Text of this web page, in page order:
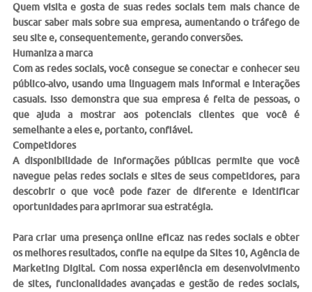
Quem visita e gosta de suas redes sociais tem mais chance de
buscar saber mais sobre sua empresa, aumentando o tráfego de
seu site e, consequentemente, gerando conversões.
Humaniza a marca
Com as redes sociais, você consegue se conectar e conhecer seu
público-alvo, usando uma linguagem mais informal e interações
casuais. Isso demonstra que sua empresa é feita de pessoas, o
que ajuda a mostrar aos potenciais clientes que você é
semelhante a eles e, portanto, confiável.
Competidores
A disponibilidade de informações públicas permite que você
navegue pelas redes sociais e sites de seus competidores, para
descobrir o que você pode fazer de diferente e identificar
oportunidades para aprimorar sua estratégia.
Para criar uma presença online eficaz nas redes sociais e obter
os melhores resultados, confie na equipe da Sites 10, Agência de
Marketing Digital. Com nossa experiência emdesenvolvimento
de sites, funcionalidades avançadas egestão de redes sociais,